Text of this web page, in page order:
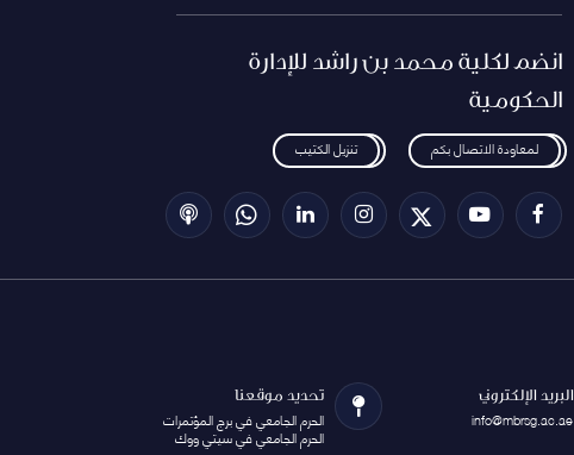
انضم لكلية محمد بن راشد للإدارة
الحكومية
لمعاودة الاتصال بكم تنزيل الكتيب
البريد الإلكتروني
info@mbrsg.ac.ae
تحديد موقعنا
الحرم الجامعي في برج المؤتمرات
الحرم الجامعي في سيتي ووك